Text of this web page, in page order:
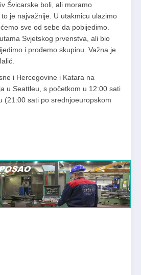
Švicarske boli, ali moramo
je najvažnije. U utakmicu ulazimo
sve od sebe da pobijedimo.
Svjetskog prvenstva, ali bio
i prođemo skupinu. Važna je
i Hercegovine i Katara na
u Seattleu, s početkom u 12:00 sati
(21:00 sati po srednjoeuropskom